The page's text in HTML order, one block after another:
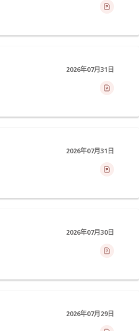
2026年07月31日
2026年07月31日
2026年07月30日
2026年07月29日